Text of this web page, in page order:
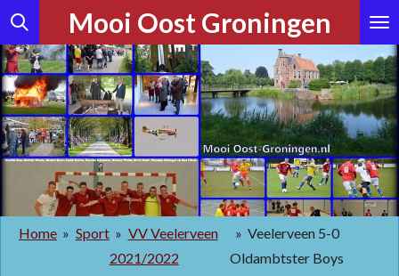
Ga
direct
naar
de
hoofdinhoud
Mooi Oost Groningen
Home » Sport » VV Veelerveen
2021/2022
» Veelerveen 5-0
Oldambtster Boys